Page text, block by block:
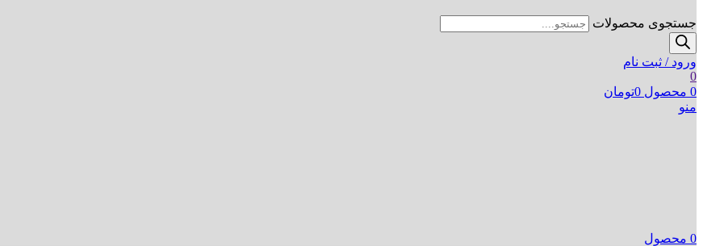
جستجوی محصولات
ورود / ثبت نام
0
0 محصول 0تومان
منو
0 محصول